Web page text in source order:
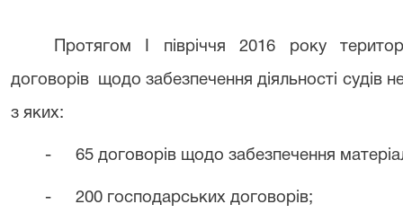
Протягом І півріччя 2016 року
договорів щодо забезпечення діяльності судів
з яких:
- 65 договорів щодо забезпечення
- 200 господарських договорів;